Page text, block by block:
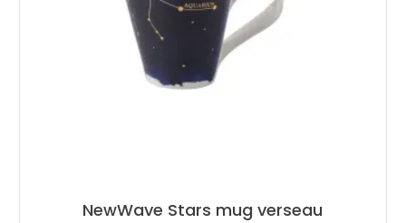
NewWave Stars mug verseau